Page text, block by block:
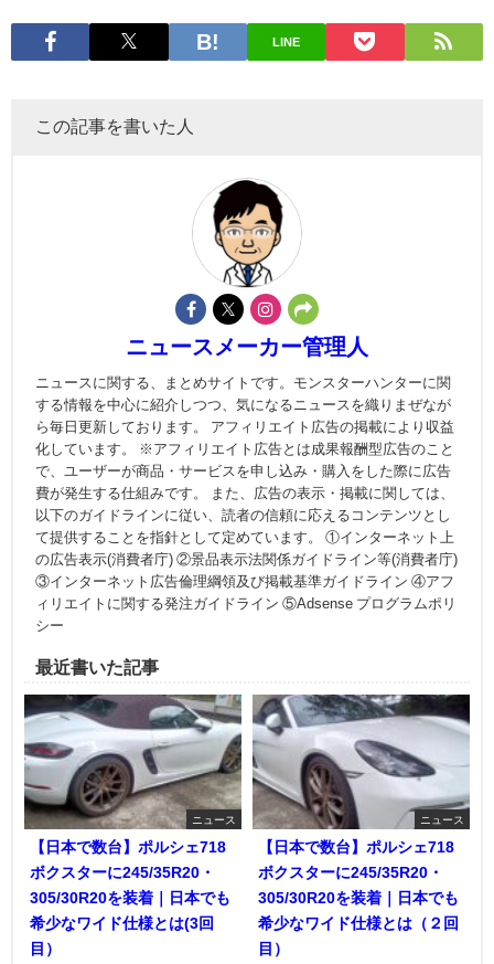
LINE
この記事を書いた人
ニュースメーカー管理人
ニュースに関する、まとめサイトです。モンスターハンターに関
する情報を中心に紹介しつつ、気になるニュースを織りまぜなが
ら毎日更新しております。 アフィリエイト広告の掲載により収益
化しています。 ※アフィリエイト広告とは成果報酬型広告のこと
で、ユーザーが商品・サービスを申し込み・購入をした際に広告
費が発生する仕組みです。 また、広告の表示・掲載に関しては、
以下のガイドラインに従い、読者の信頼に応えるコンテンツとし
て提供することを指針として定めています。 ①インターネット上
の広告表示(消費者庁) ②景品表示法関係ガイドライン等(消費者庁)
③インターネット広告倫理綱領及び掲載基準ガイドライン ④アフ
ィリエイトに関する発注ガイドライン ⑤Adsense プログラムポリ
シー
最近書いた記事
ニュース
【日本で数台】ポルシェ718
ボクスターに245/35R20・
305/30R20を装着｜日本でも
希少なワイド仕様とは(3回
目）
ニュース
【日本で数台】ポルシェ718
ボクスターに245/35R20・
305/30R20を装着｜日本でも
希少なワイド仕様とは（２回
目）